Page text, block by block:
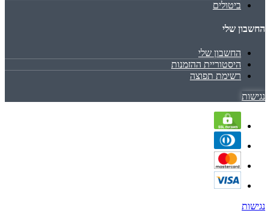
ביטולים
החשבון שלי
החשבון שלי
היסטוריית ההזמנות
רשימת תפוצה
נגישות
נגישות